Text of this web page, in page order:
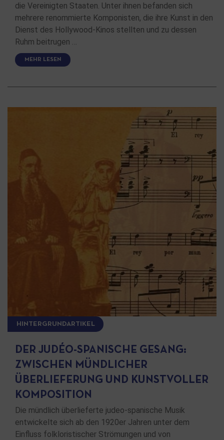
die Vereinigten Staaten. Unter ihnen befanden sich
mehrere renommierte Komponisten, die ihre Kunst in den
Dienst des Hollywood-Kinos stellten und zu dessen
Ruhm beitrugen …
MEHR LESEN
HINTERGRUNDARTIKEL
DER JUDÉO-SPANISCHE GESANG:
ZWISCHEN MÜNDLICHER
ÜBERLIEFERUNG UND KUNSTVOLLER
KOMPOSITION
Die mündlich überlieferte judeo-spanische Musik
entwickelte sich ab den 1920er Jahren unter dem
Einfluss folkloristischer Strömungen und von